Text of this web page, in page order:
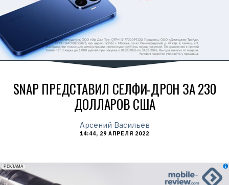
SNAP ПРЕДСТАВИЛ СЕЛФИ-ДРОН ЗА 230
ДОЛЛАРОВ США
Арсений Васильев
14:44, 29 АПРЕЛЯ 2022
erid: 2VfnxxmNzs5
РЕКЛАМА